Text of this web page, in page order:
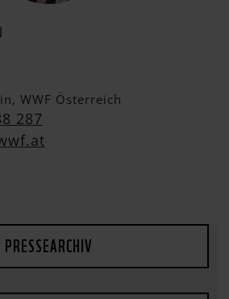
WWF Österreich
287
PRESSEARCHIV